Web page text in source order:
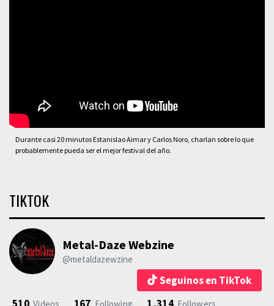
Durante casi 20 minutos Estanislao Aimar y Carlos Noro, charlan sobre lo que
probablemente pueda ser el mejor festival del año.
TIKTOK
Metal-Daze Webzine
@metaldazewzine
Seguinos en TikTok